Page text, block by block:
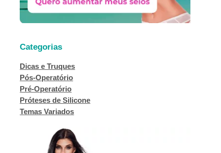
Categorias
Dicas e Truques
Pós-Operatório
Pré-Operatório
Próteses de Silicone
Temas Variados